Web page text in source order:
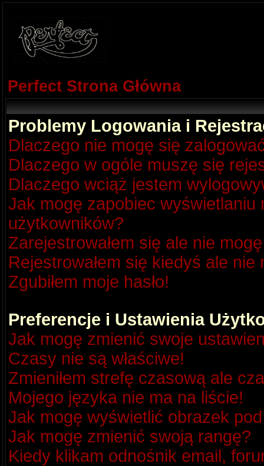
Perfect Strona Główna
Problemy Logowania i
Dlaczego nie mogę się
Dlaczego w ogóle muszę się
Dlaczego wciąż jestem
Jak mogę zapobiec
użytkowników?
Zarejestrowałem się ale nie
Rejestrowałem się kiedyś ale
Zgubiłem moje hasło!
Preferencje i Ustawienia
Jak mogę zmienić swoje
Czasy nie są właściwe!
Zmieniłem strefę czasową ale
Mojego języka nie ma na liście!
Jak mogę wyświetlić obrazek
Jak mogę zmienić swoją rangę?
Kiedy klikam odnośnik email,